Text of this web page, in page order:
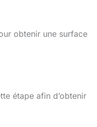
obtenir une surface
étape afin d’obtenir